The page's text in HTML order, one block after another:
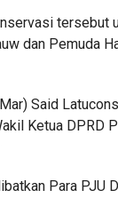
tersebut
dan Pemuda
Said
Ketua DPRD
Para PJU